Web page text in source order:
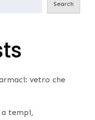
Search
vetro che
a tempi,